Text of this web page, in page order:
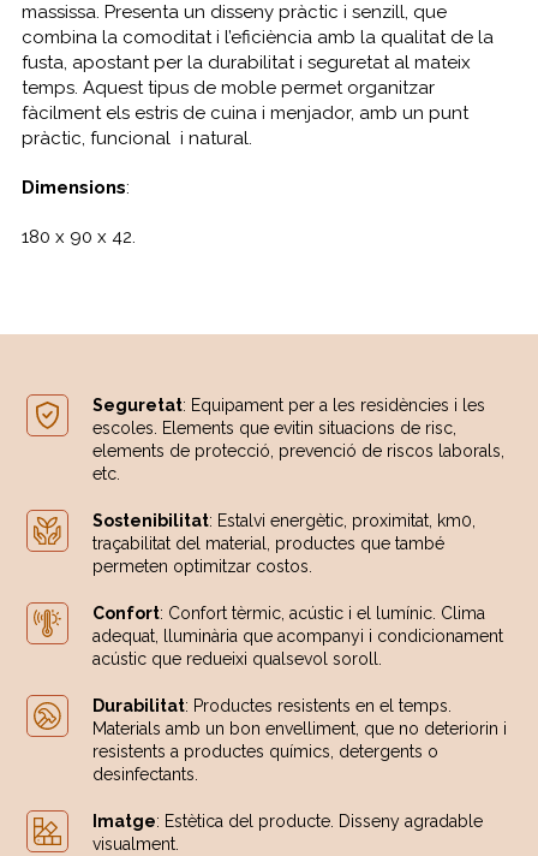
massissa. Presenta un disseny pràctic i senzill, que
combina la comoditat i l’eficiència amb la qualitat de la
fusta, apostant per la durabilitat i seguretat al mateix
temps. Aquest tipus de moble permet organitzar
fàcilment els estris de cuina i menjador, amb un punt
pràctic, funcional i natural.
Dimensions:
180 x 90 x 42.
Seguretat: Equipament per a les residències i les
escoles. Elements que evitin situacions de risc,
elements de protecció, prevenció de riscos laborals,
etc.
Sostenibilitat: Estalvi energètic, proximitat, km0,
traçabilitat del material, productes que també
permeten optimitzar costos.
Confort: Confort tèrmic, acústic i el lumínic. Clima
adequat, lluminària que acompanyi i condicionament
acústic que redueixi qualsevol soroll.
Durabilitat: Productes resistents en el temps.
Materials amb un bon envelliment, que no deteriorin i
resistents a productes químics, detergents o
desinfectants.
Imatge: Estètica del producte. Disseny agradable
visualment.